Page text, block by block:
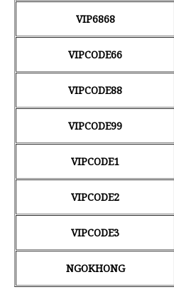
VIP6868
VIPCODE66
VIPCODE88
VIPCODE99
VIPCODE1
VIPCODE2
VIPCODE3
NGOKHONG